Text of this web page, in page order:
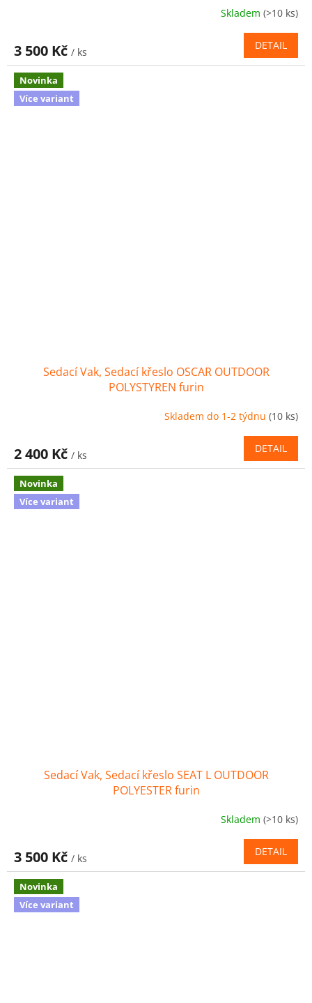
Skladem (>10 ks)
3 500 Kč / ks
DETAIL
Novinka
Více variant
Sedací Vak, Sedací křeslo OSCAR OUTDOOR
POLYSTYREN furin
Skladem do 1-2 týdnu (10 ks)
2 400 Kč / ks
DETAIL
Novinka
Více variant
Sedací Vak, Sedací křeslo SEAT L OUTDOOR
POLYESTER furin
Skladem (>10 ks)
3 500 Kč / ks
DETAIL
Novinka
Více variant